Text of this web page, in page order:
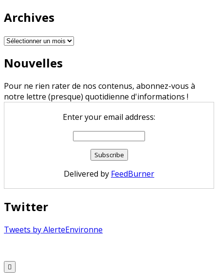
Archives
Archives
Nouvelles
Pour ne rien rater de nos contenus, abonnez-vous à
notre lettre (presque) quotidienne d'informations !
Enter your email address:
Delivered by FeedBurner
Twitter
Tweets by AlerteEnvironne
to